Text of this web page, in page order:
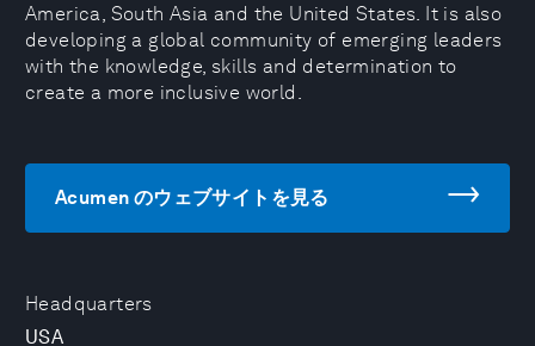
Headquarters
USA
America, South Asia and the United States. It is also
developing a global community of emerging leaders
with the knowledge, skills and determination to
create a more inclusive world.
Acumen のウェブサイトを見る